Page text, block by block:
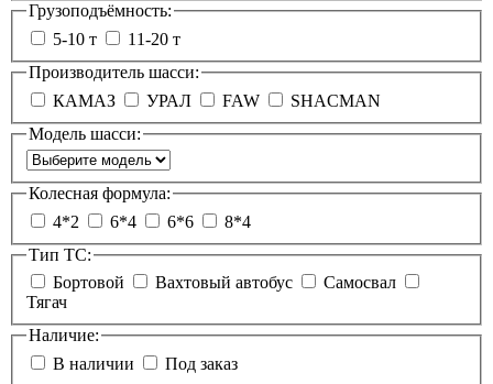
Грузоподъёмность:
5-10 т
11-20 т
Производитель шасси:
КАМАЗ
УРАЛ FAW
SHACMAN
Модель шасси:
Колесная формула:
4*2
6*4 6*6
8*4
Тип ТС:
Бортовой
Вахтовый автобус
Самосвал
Тягач
Наличие:
В наличии
Под заказ